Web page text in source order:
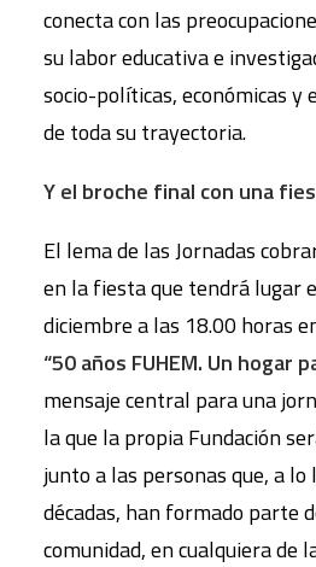
conecta con las
su labor educativa e
socio-políticas, económicas y
de toda su trayectoria.
Y el broche final con una
El lema de las Jornadas
en la fiesta que tendrá lugar
diciembre a las 18.00 horas
“50 años FUHEM. Un hogar
mensaje central para una
la que la propia Fundación
junto a las personas que, a lo
décadas, han formado parte
comunidad, en cualquiera de